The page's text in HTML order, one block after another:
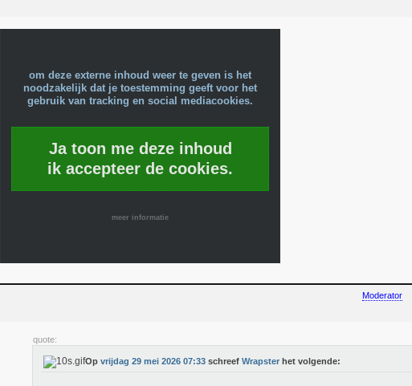
om deze externe inhoud weer te geven is het
noodzakelijk dat je toestemming geeft voor het
gebruik van tracking en social mediacookies.
Ja toon me deze inhoud
ik accepteer de cookies.
meer informatie
Moderator
quote:
Op vrijdag 29 mei 2026 07:33 schreef Wrapster het volgende: